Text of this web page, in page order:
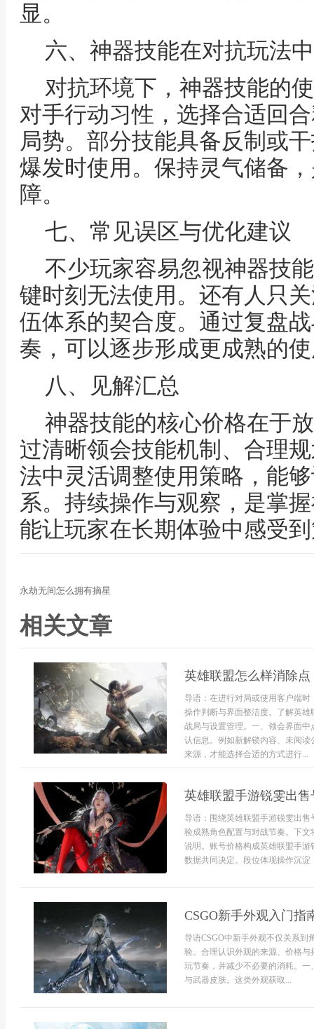
显。
六、神器技能在对抗玩法
对抗环境下，神器技能的
对手行动习性，选择合适回
局势。部分技能具备反制或
爆发时使用。保持灵气储备
障。
七、常见误区与优化建议
不少玩家容易忽视神器技
键时刻无法使用。还有人只
伍体系的契合度。通过复盘
奏，可以逐步形成更成熟的
八、见解汇总
神器技能的核心价格在于
过清晰领会技能机制、合理
法中灵活调整使用策略，能
系。持续操作与观察，是掌
能让玩家在长期体验中感受
永劫无间怎么拥有摘星
相关文章
英雄联盟怎么样消除点
导语：在进行对局或使用客户端
操作判断与界面整洁度。了解英
战局与设置管理。一、领会界面
认信息。例如新解锁内容、未阅
来源，才能选择合适的方式进行...
英雄联盟手游锐雯出
导语：围绕英雄联盟手游锐雯出
验成熟角色配置与对战节奏。下
说明。账号价格构成英雄联盟手
数据共同决定。段位体现操作沉
CSGO新手外观入门指
导语CSGO中新手外观不仅关系到
验。合理认识外观的来源、价格
玩节奏，并减少不必要的消耗。
与武器皮肤。这类外观获取...